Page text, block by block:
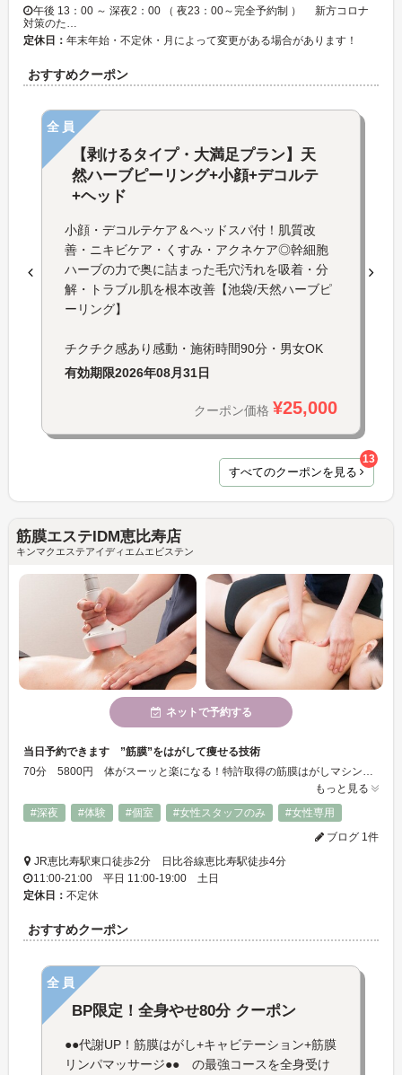
午後 13：00 ～ 深夜2：00 （ 夜23：00～完全予約制 ） 新方コロナ
対策のた…
定休日： 年末年始・不定休・月によって変更がある場合があります！
おすすめクーポン
全員
【剥けるタイプ・大満足プラン】天
然ハーブピーリング+小顔+デコルテ
+ヘッド
小顔・デコルテケア＆ヘッドスパ付！肌質改
善・ニキビケア・くすみ・アクネケア◎幹細胞
ハーブの力で奥に詰まった毛穴汚れを吸着・分
解・トラブル肌を根本改善【池袋/天然ハーブピ
ーリング】
チクチク感あり感動・施術時間90分・男女OK
有効期限2026年08月31日
クーポン価格 ¥25,000
すべてのクーポンを見る
13
筋膜エステIDM恵比寿店
キンマクエステアイディエムエビステン
ネットで予約する
当日予約できます ”筋膜”をはがして痩せる技術
70分 5800円 体がスーッと楽になる！特許取得の筋膜はがしマシンと筋膜+リンパマッサージの融合で 体の中から痩せやすく 岩盤ヒートマットで大量発汗もプラスで 初めてのお客様 70分 5800円
もっと見る
#深夜
#体験 #個室 #女性スタッフのみ
#女性専用
ブログ 1件
JR恵比寿駅東口徒歩2分 日比谷線恵比寿駅徒歩4分
11:00-21:00 平日 11:00-19:00 土日
定休日： 不定休
おすすめクーポン
全員
BP限定！全身やせ80分 クーポン
●●代謝UP！筋膜はがし+キャビテーション+筋膜
リンパマッサージ●● の最強コースを全身受け